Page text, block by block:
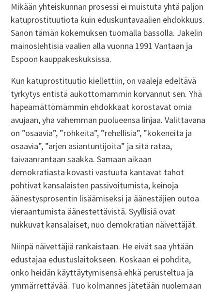
Mikään yhteiskunnan prosessi ei muistuta yhtä paljon
katuprostituutiota kuin eduskuntavaalien ehdokkuus.
Sanon tämän kokemuksen tuomalla bassolla. Jakelin
mainoslehtisiä vaalien alla vuonna 1991 Vantaan ja
Espoon kauppakeskuksissa.
Kun katuprostituutio kiellettiin, on vaaleja edeltävä
tyrkytys entistä aukottomammin korvannut sen. Yhä
häpeämättömämmin ehdokkaat korostavat omia
avujaan, yhä vähemmän puolueensa linjaa. Valittavana
on ”osaavia”, ”rohkeita”, ”rehellisiä”, ”kokeneita ja
osaavia”, ”arjen asiantuntijoita” ja sitä rataa,
taivaanrantaan saakka. Samaan aikaan
demokratiasta kovasti vastuuta kantavat tahot
pohtivat kansalaisten passivoitumista, keinoja
äänestysprosentin lisäämiseksi ja äänestäjien outoa
vieraantumista äänestettävistä. Syyllisiä ovat
nukkuvat kansalaiset, nuo demokratian näivettäjät.
Niinpä näivettäjiä rankaistaan. He eivät saa yhtään
edustajaa edustuslaitokseen. Koskaan ei pohdita,
onko heidän käyttäytymisensä ehkä perusteltua ja
ymmärrettävää. Tuo kolmannes jätetään nuolemaan